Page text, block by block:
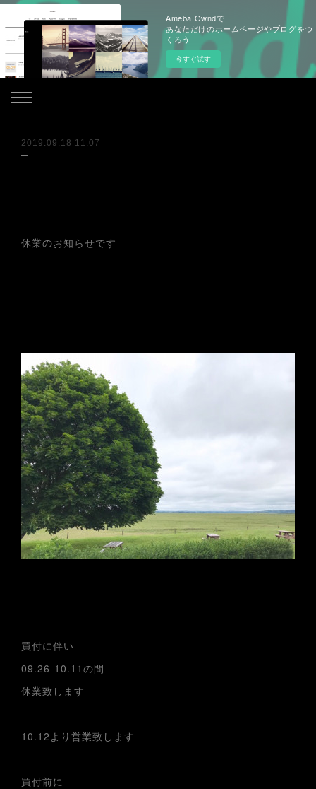
Ameba Owndで
あなただけのホームページやブログをつ
くろう
今すぐ試す
2019.09.18 11:07
休業のお知らせです
買付に伴い
09.26-10.11の間
休業致します
10.12より営業致します
買付前に